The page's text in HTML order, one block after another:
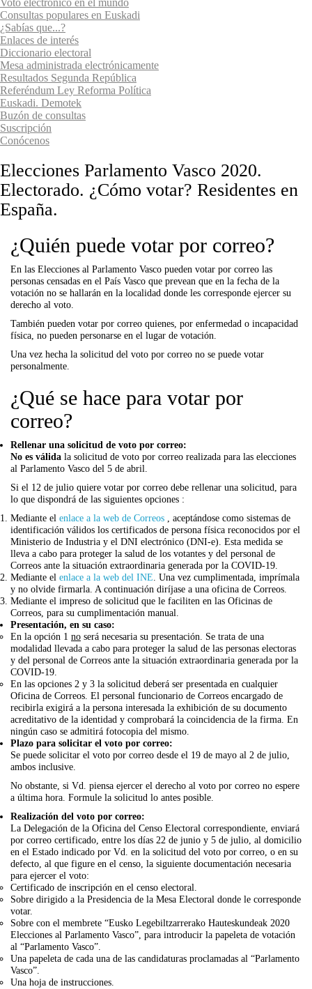
Voto electrónico en el mundo
Consultas populares en Euskadi
¿Sabías que...?
Enlaces de interés
Diccionario electoral
Mesa administrada electrónicamente
Resultados Segunda República
Referéndum Ley Reforma Política
Euskadi. Demotek
Buzón de consultas
Suscripción
Conócenos
Elecciones Parlamento Vasco 2020.
Electorado. ¿Cómo votar? Residentes en
España.
¿Quién puede votar por correo?
En las Elecciones al Parlamento Vasco pueden votar por correo las
personas censadas en el País Vasco que prevean que en la fecha de la
votación no se hallarán en la localidad donde les corresponde ejercer su
derecho al voto.
También pueden votar por correo quienes, por enfermedad o incapacidad
física, no pueden personarse en el lugar de votación.
Una vez hecha la solicitud del voto por correo no se puede votar
personalmente.
¿Qué se hace para votar por
correo?
Rellenar una solicitud de voto por correo:
No es válida la solicitud de voto por correo realizada para las elecciones
al Parlamento Vasco del 5 de abril.
Si el 12 de julio quiere votar por correo debe rellenar una solicitud, para
lo que dispondrá de las siguientes opciones :
Mediante el enlace a la web de Correos
, aceptándose como sistemas de
identificación válidos los certificados de persona física reconocidos por el
Ministerio de Industria y el DNI electrónico (DNI-e). Esta medida se
lleva a cabo para proteger la salud de los votantes y del personal de
Correos ante la situación extraordinaria generada por la COVID-19.
Mediante el enlace a la web del INE . Una vez cumplimentada, imprímala
y no olvide firmarla. A continuación diríjase a una oficina de Correos.
Mediante el impreso de solicitud que le faciliten en las Oficinas de
Correos, para su cumplimentación manual.
Presentación, en su caso:
En la opción 1 no será necesaria su presentación. Se trata de una
modalidad llevada a cabo para proteger la salud de las personas electoras
y del personal de Correos ante la situación extraordinaria generada por la
COVID-19.
En las opciones 2 y 3 la solicitud deberá ser presentada en cualquier
Oficina de Correos. El personal funcionario de Correos encargado de
recibirla exigirá a la persona interesada la exhibición de su documento
acreditativo de la identidad y comprobará la coincidencia de la firma. En
ningún caso se admitirá fotocopia del mismo.
Plazo para solicitar el voto por correo:
Se puede solicitar el voto por correo desde el 19 de mayo al 2 de julio,
ambos inclusive.
No obstante, si Vd. piensa ejercer el derecho al voto por correo no espere
a última hora. Formule la solicitud lo antes posible.
Realización del voto por correo:
La Delegación de la Oficina del Censo Electoral correspondiente, enviará
por correo certificado, entre los días 22 de junio y 5 de julio, al domicilio
en el Estado indicado por Vd. en la solicitud del voto por correo, o en su
defecto, al que figure en el censo, la siguiente documentación necesaria
para ejercer el voto:
Certificado de inscripción en el censo electoral.
Sobre dirigido a la Presidencia de la Mesa Electoral donde le corresponde
votar.
Sobre con el membrete “Eusko Legebiltzarrerako Hauteskundeak 2020
Elecciones al Parlamento Vasco”, para introducir la papeleta de votación
al “Parlamento Vasco”.
Una papeleta de cada una de las candidaturas proclamadas al “Parlamento
Vasco”.
Una hoja de instrucciones.